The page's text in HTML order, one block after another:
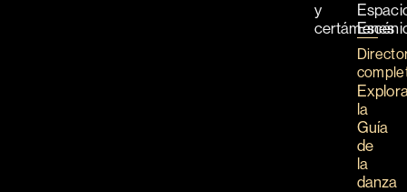
y
certámenes
la
Guía
de
la
danza